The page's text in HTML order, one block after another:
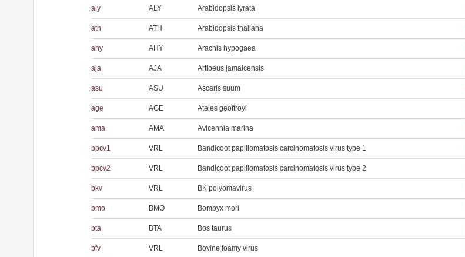
aly ALY Arabidopsis lyrata
ath ATH Arabidopsis thaliana
ahy AHY Arachis hypogaea
aja AJA Artibeus jamaicensis
asu ASU Ascaris suum
age AGE Ateles geoffroyi
ama AMA Avicennia marina
bpcv1 VRL Bandicoot papillomatosis carcinomatosis virus type 1
bpcv2 VRL Bandicoot papillomatosis carcinomatosis virus type 2
bkv VRL BK polyomavirus
bmo BMO Bombyx mori
bta BTA Bos taurus
bfv VRL Bovine foamy virus